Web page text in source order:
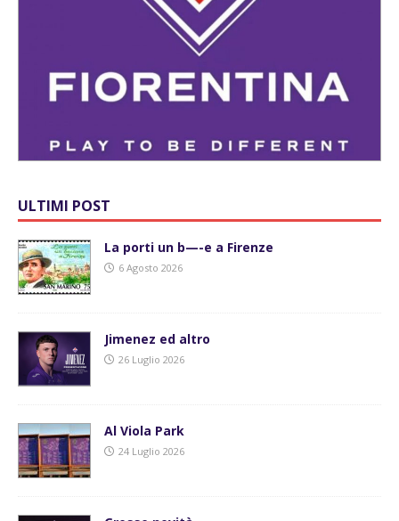
ULTIMI POST
La porti un b—-e a Firenze
6 Agosto 2026
Jimenez ed altro
26 Luglio 2026
Al Viola Park
24 Luglio 2026